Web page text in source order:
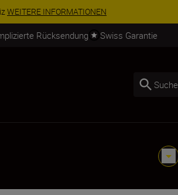
WEITERE INFORMATIONEN
Rücksendung Swiss Garantie
Suche